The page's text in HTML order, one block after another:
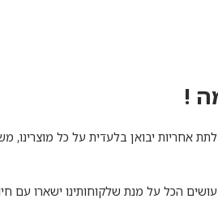
!
לתת אחריות יבואן בלעדית על כל
הכל על מנת שלקוחותינו ישארו עם